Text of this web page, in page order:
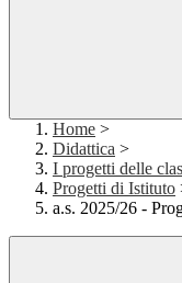
Home >
Didattica >
I progetti delle
Progetti di Istituto
a.s. 2025/26 -